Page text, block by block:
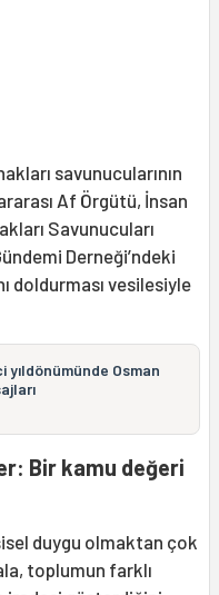
savunucularının
Af Örgütü, İnsan
Savunucuları
Derneği’ndeki
doldurması vesilesiyle
Osman
Bir kamu değeri
duygu olmaktan çok
toplumun farklı